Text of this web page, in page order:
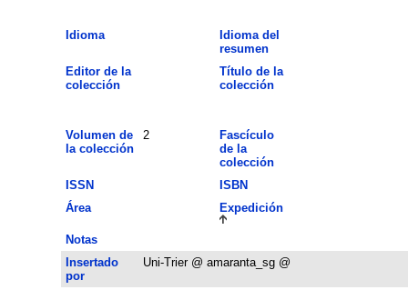
Idioma
Idioma del
resumen
Editor de la
colección
Título de la
colección
Volumen de
la colección
2
Fascículo
de la
colección
ISSN
ISBN
Área
Expedición
Notas
Insertado
por
Uni-Trier @ amaranta_sg @